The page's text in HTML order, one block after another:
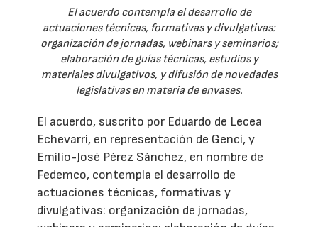
El acuerdo contempla el desarrollo de
actuaciones técnicas, formativas y divulgativas:
organización de jornadas, webinars y seminarios;
elaboración de guías técnicas, estudios y
materiales divulgativos, y difusión de novedades
legislativas en materia de envases.
El acuerdo, suscrito por Eduardo de Lecea
Echevarri, en representación de Genci, y
Emilio-José Pérez Sánchez, en nombre de
Fedemco, contempla el desarrollo de
actuaciones técnicas, formativas y
divulgativas: organización de jornadas,